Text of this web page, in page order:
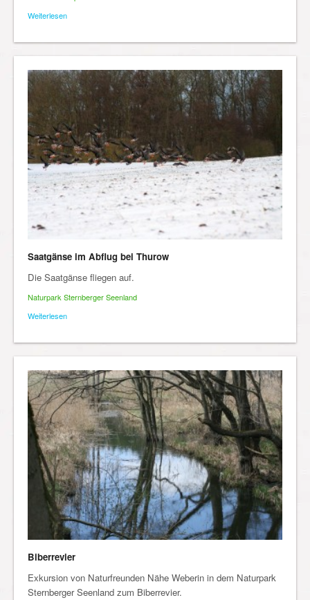
Weiterlesen
Saatgänse im Abflug bei Thurow
Die Saatgänse fliegen auf.
Naturpark Sternberger Seenland
Weiterlesen
Biberrevier
Exkursion von Naturfreunden Nähe Weberin in dem Naturpark
Sternberger Seenland zum Biberrevier.